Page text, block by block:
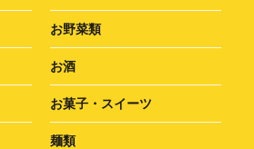
お野菜類
お酒
お菓子・スイーツ
麺類